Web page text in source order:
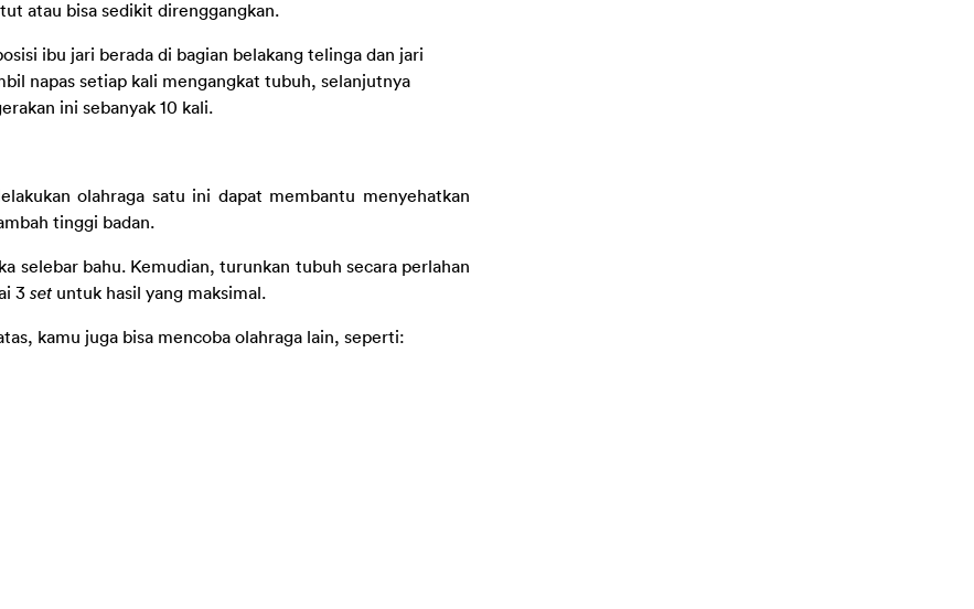
atau bisa sedikit direnggangkan.
ibu jari berada di bagian belakang telinga dan jari
napas setiap kali mengangkat tubuh, selanjutnya
ini sebanyak 10 kali.
olahraga satu ini dapat membantu menyehatkan
tinggi badan.
selebar bahu. Kemudian, turunkan tubuh secara perlahan
3 set untuk hasil yang maksimal.
kamu juga bisa mencoba olahraga lain, seperti: